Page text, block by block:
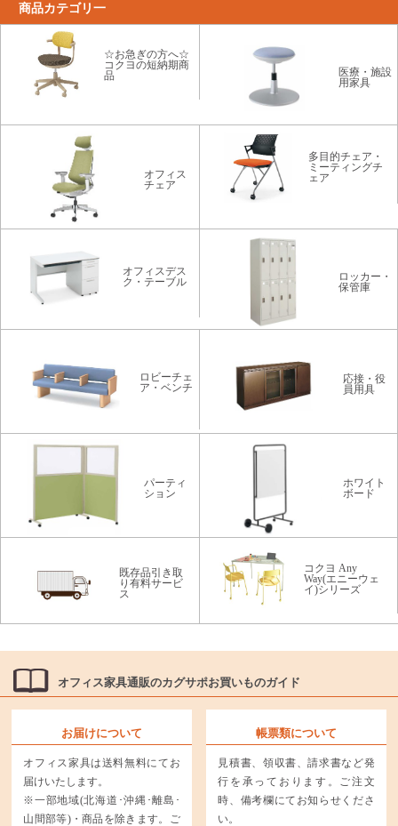
商品カテゴリ一
☆お急ぎの方へ☆
コクヨの短納期商
品
医療・施設
用家具
オフィス
チェア
多目的チェア・
ミーティングチ
ェア
オフィスデス
ク・テーブル
ロッカー・
保管庫
ロビーチェ
ア・ベンチ
応接・役
員用具
パーティ
ション
ホワイト
ボード
既存品引き取
り有料サービ
ス
コクヨ Any
Way(エニーウェ
イ)シリーズ
オフィス家具通販のカグサポお買いものガイド
お届けについて
オフィス家具は送料無料にてお
届けいたします。
※一部地域(北海道･沖縄･離島･
山間部等)・商品を除きます。ご
帳票類について
見積書、領収書、請求書など発
行を承っております。ご注文
時、備考欄にてお知らせくださ
い。